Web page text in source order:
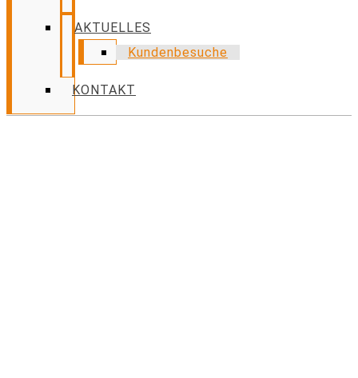
AKTUELLES
Kundenbesuche
KONTAKT